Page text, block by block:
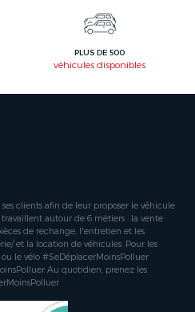
PLUS DE 500
véhicules disponibles
clients afin de leur proposer le véhicule
travaillent autour de 6 métiers : la vente
de rechange, l'entretien et les
et la location de véhicules. Pour les
le vélo #SeDéplacerMoinsPolluer
Au quotidien, prenez les